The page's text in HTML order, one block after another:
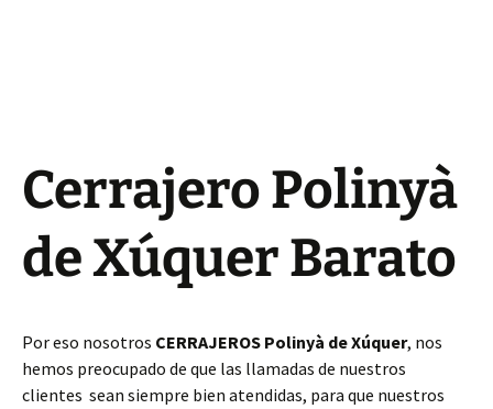
Cerrajero Polinyà
de Xúquer Barato
Por eso nosotros CERRAJEROS Polinyà de Xúquer, nos
hemos preocupado de que las llamadas de nuestros
clientes sean siempre bien atendidas, para que nuestros